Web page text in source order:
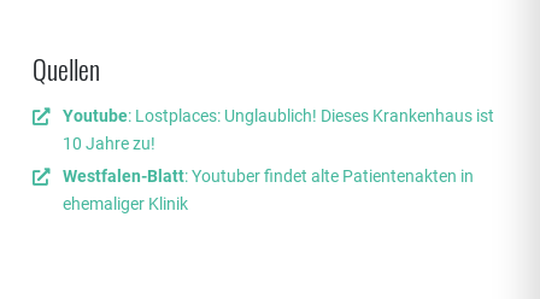
Quellen
Youtube: Lostplaces: Unglaublich! Dieses Krankenhaus ist
10 Jahre zu!
Westfalen-Blatt: Youtuber findet alte Patientenakten in
ehemaliger Klinik